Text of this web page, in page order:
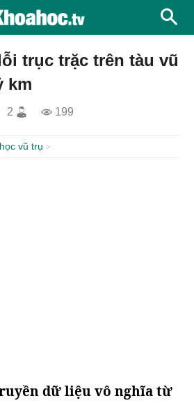
trục trặc trên tàu vũ
km
2 199
vũ trụ
dữ liệu vô nghĩa từ